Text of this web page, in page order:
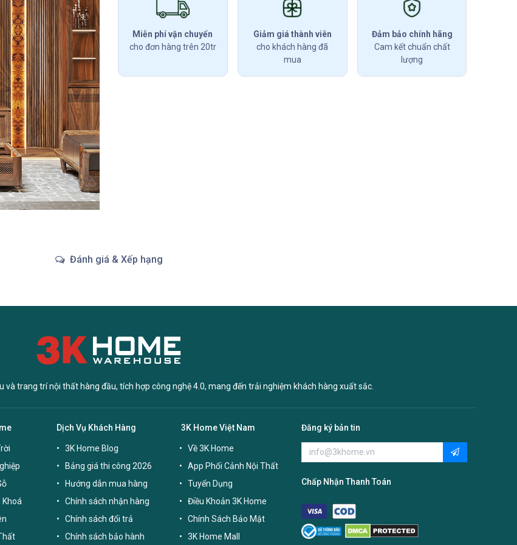
Miễn phí vận chuyển
cho đơn hàng trên 20tr
Giảm giá thành viên
cho khách hàng đã
mua
Đảm bảo chính hãng
Cam kết chuẩn chất
lượng
Đánh giá & Xếp hạng
và trang trí nội thất hàng đầu, tích hợp công nghệ 4.0, mang đến trải nghiệm khách hàng xuất sắc.
Khoá
Dịch Vụ Khách Hàng
3K Home Blog
Bảng giá thi công 2026
Hướng dẫn mua hàng
Chính sách nhận hàng
Chính sách đổi trả
Chính sách bảo hành
3K Home Việt Nam
Về 3K Home
App Phối Cảnh Nội Thất
Tuyển Dụng
Điều Khoản 3K Home
Chính Sách Bảo Mật
3K Home Mall
Đăng ký bản tin
Chấp Nhận Thanh Toán